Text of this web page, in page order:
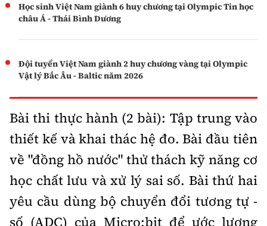
Học sinh Việt Nam giành 6 huy chương tại Olympic Tin học
châu Á - Thái Bình Dương
Đội tuyển Việt Nam giành 2 huy chương vàng tại Olympic
Vật lý Bắc Âu - Baltic năm 2026
Bài thi thực hành (2 bài): Tập trung vào
thiết kế và khai thác hệ đo. Bài đầu tiên
về "đồng hồ nước" thử thách kỹ năng cơ
học chất lưu và xử lý sai số. Bài thứ hai
yêu cầu dùng bộ chuyển đổi tương tự -
số (ADC) của Micro:bit để ước lượng